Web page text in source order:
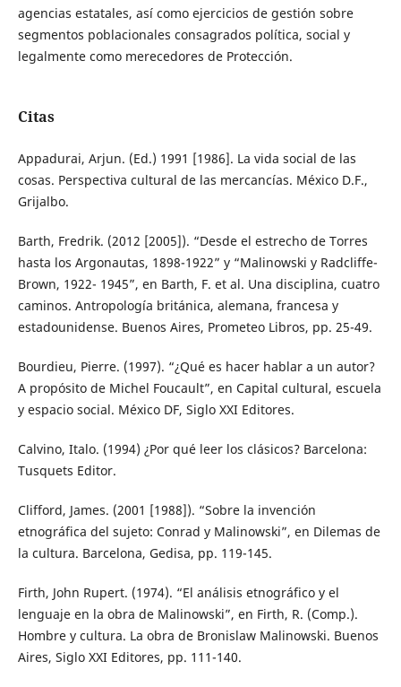
agencias estatales, así como ejercicios de gestión sobre
segmentos poblacionales consagrados política, social y
legalmente como merecedores de Protección.
Citas
Appadurai, Arjun. (Ed.) 1991 [1986]. La vida social de las
cosas. Perspectiva cultural de las mercancías. México D.F.,
Grijalbo.
Barth, Fredrik. (2012 [2005]). “Desde el estrecho de Torres
hasta los Argonautas, 1898-1922” y “Malinowski y Radcliffe-
Brown, 1922- 1945”, en Barth, F. et al. Una disciplina, cuatro
caminos. Antropología británica, alemana, francesa y
estadounidense. Buenos Aires, Prometeo Libros, pp. 25-49.
Bourdieu, Pierre. (1997). “¿Qué es hacer hablar a un autor?
A propósito de Michel Foucault”, en Capital cultural, escuela
y espacio social. México DF, Siglo XXI Editores.
Calvino, Italo. (1994) ¿Por qué leer los clásicos? Barcelona:
Tusquets Editor.
Clifford, James. (2001 [1988]). “Sobre la invención
etnográfica del sujeto: Conrad y Malinowski”, en Dilemas de
la cultura. Barcelona, Gedisa, pp. 119-145.
Firth, John Rupert. (1974). “El análisis etnográfico y el
lenguaje en la obra de Malinowski”, en Firth, R. (Comp.).
Hombre y cultura. La obra de Bronislaw Malinowski. Buenos
Aires, Siglo XXI Editores, pp. 111-140.